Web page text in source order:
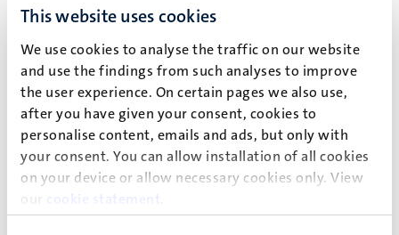
This website uses cookies
We use cookies to analyse the traffic on our website
and use the findings from such analyses to improve
the user experience. On certain pages we also use,
after you have given your consent, cookies to
personalise content, emails and ads, but only with
your consent. You can allow installation of all cookies
on your device or allow necessary cookies only. View
our
cookie statement
een nieuwe definitie en een nieuwe zelfbeeld vragenlijst.
gebleken dat het zelfbeeld inderdaad een extra variabele is
en dus meegenomen moet worden. Onderzoekers en
uitvoerders van o.a. de gezondheidszorg vinden in de
thesis een nieuwe, duidelijke definitie van wat
zelfidentiteit is, hoe het te meten en enkele suggesties
voor implementatie.